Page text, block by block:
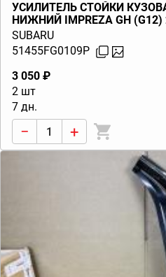
УСИЛИТЕЛЬ СТОЙКИ
НИЖНИЙ IMPREZA GH (G12)
SUBARU
51455FG0109P
3 050 ₽
2 шт
7 дн.
− +